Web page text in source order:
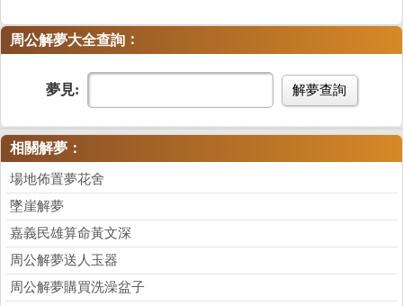
周公解夢大全查詢 ：
夢見: 解夢查詢
相關解夢：
場地佈置夢花舍
墜崖解夢
嘉義民雄算命黃文深
周公解夢送人玉器
周公解夢購買洗澡盆子